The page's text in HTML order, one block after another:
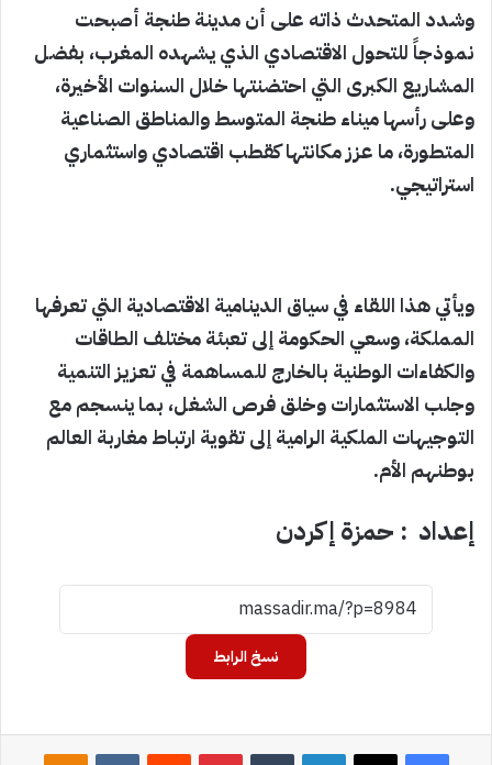
وشدد المتحدث ذاته على أن مدينة طنجة أصبحت
نموذجاً للتحول الاقتصادي الذي يشهده المغرب، بفضل
المشاريع الكبرى التي احتضنتها خلال السنوات الأخيرة،
وعلى رأسها ميناء طنجة المتوسط والمناطق الصناعية
المتطورة، ما عزز مكانتها كقطب اقتصادي واستثماري
استراتيجي.
ويأتي هذا اللقاء في سياق الدينامية الاقتصادية التي تعرفها
المملكة، وسعي الحكومة إلى تعبئة مختلف الطاقات
والكفاءات الوطنية بالخارج للمساهمة في تعزيز التنمية
وجلب الاستثمارات وخلق فرص الشغل، بما ينسجم مع
التوجيهات الملكية الرامية إلى تقوية ارتباط مغاربة العالم
بوطنهم الأم.
إعداد : حمزة إكردن
نسخ الرابط
فيسبوك‫X لينكدإن ‏Tumblr بينتيريست
‏Reddit
‏VKontakte